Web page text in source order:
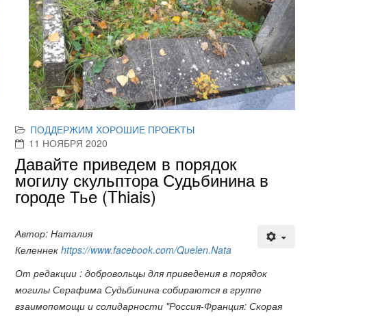
ПОДДЕРЖИМ ХОРОШИЕ ПРОЕКТЫ
11 НОЯБРЯ 2020
Давайте приведем в порядок
могилу скульптора Судьбинина в
городе Тье (Thiais)
Автор: Наталия
Келеннекhttps://www.facebook.com/Quelen.Nata
От редакции : добровольцы для приведения в порядок
могилы Серафима Судьбинина собираются в группе
взаимопомощи и солидарности "Россия-Франция: Скорая